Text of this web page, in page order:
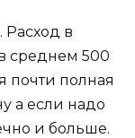
в
среднем 500
почти полная
а если надо
и больше.